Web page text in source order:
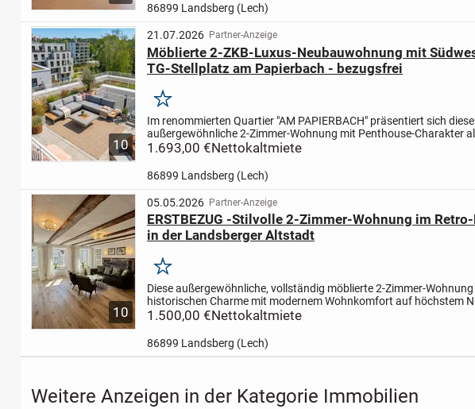
86899 Landsberg (Lech)
10
21.07.2026 Partner-Anzeige
Möblierte 2-ZKB-Luxus-Neubauwohnung mit
TG-Stellplatz am Papierbach - bezugsfrei
Merken
Im renommierten Quartier "AM PAPIERBACH" präsentiert sich diese
außergewöhnliche 2-Zimmer-Wohnung mit Penthouse-Charakter
Symbiose aus modernem Design, urbanem Komfort und
1.693,00 €Nettokaltmiete
86899 Landsberg (Lech)
10
05.05.2026 Partner-Anzeige
ERSTBEZUG -Stilvolle 2-Zimmer-Wohnung im
in der Landsberger Altstadt
Merken
Diese außergewöhnliche, vollständig möblierte 2-Zimmer-
historischen Charme mit modernem Wohnkomfort auf höchstem
Inmitten der begehrten Landsberger Altstadt gelegen, präsentier...
1.500,00 €Nettokaltmiete
86899 Landsberg (Lech)
Weitere Anzeigen in der Kategorie Immobilien